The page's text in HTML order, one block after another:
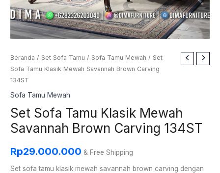
Beranda / Set Sofa Tamu / Sofa Tamu Mewah / Set
Sofa Tamu Klasik Mewah Savannah Brown Carving
134ST
Sofa Tamu Mewah
Set Sofa Tamu Klasik Mewah
Savannah Brown Carving 134ST
Rp29.000.000 & Free Shipping
Set sofa tamu klasik mewah savannah brown carving dengan
Kuantitas
Set
Sofa
Tamu
Klasik
Mewah
Savannah
Carving
134ST